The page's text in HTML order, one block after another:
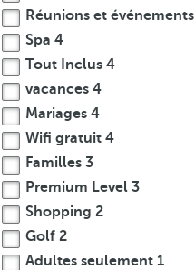
Réunions et événements
Spa 4
Tout Inclus 4
vacances 4
Mariages 4
Wifi gratuit 4
Familles 3
Premium Level 3
Shopping 2
Golf 2
Adultes seulement 1